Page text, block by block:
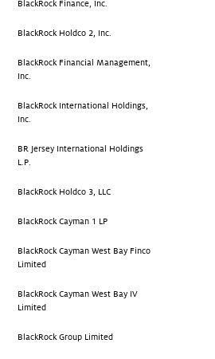
BlackRock Finance, Inc.
BlackRock Holdco 2, Inc.
BlackRock Financial Management,
Inc.
BlackRock International Holdings,
Inc.
BR Jersey International Holdings
L.P.
BlackRock Holdco 3, LLC
BlackRock Cayman 1 LP
BlackRock Cayman West Bay Finco
Limited
BlackRock Cayman West Bay IV
Limited
BlackRock Group Limited